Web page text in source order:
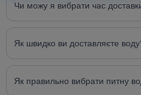
Чи можу я вибрати час
Як швидко ви доставляєте
Як правильно вибрати питну